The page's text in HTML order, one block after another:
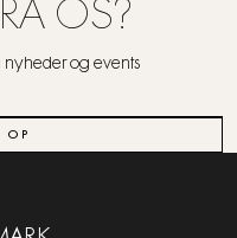
OS?
nyheder og events
OP